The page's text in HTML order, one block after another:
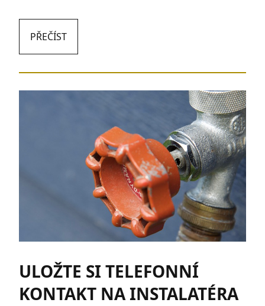
PŘEČÍST
ULOŽTE SI TELEFONNÍ
KONTAKT NA INSTALATÉRA